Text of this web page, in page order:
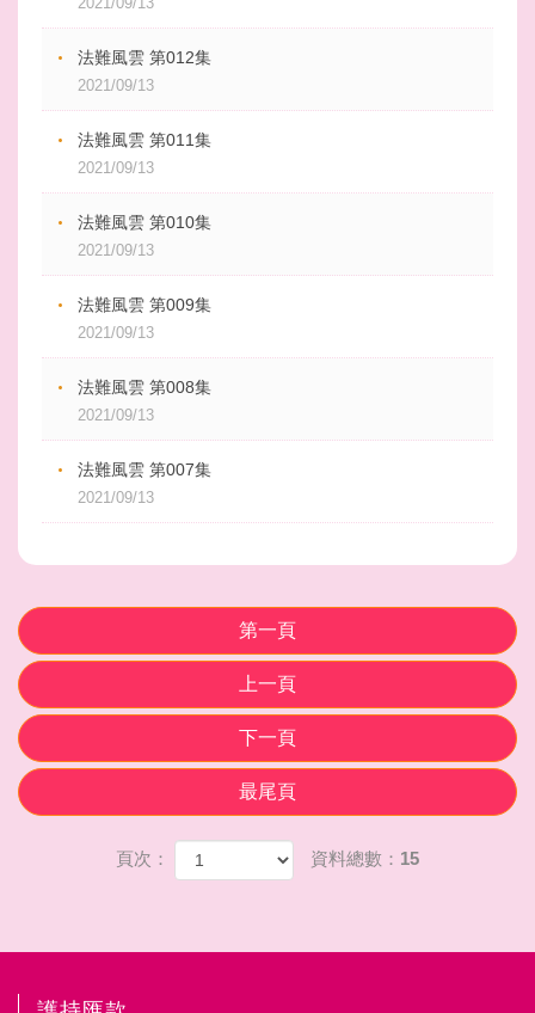
法難風雲 第012集
2021/09/13
法難風雲 第011集
2021/09/13
法難風雲 第010集
2021/09/13
法難風雲 第009集
2021/09/13
法難風雲 第008集
2021/09/13
法難風雲 第007集
2021/09/13
第一頁
上一頁
下一頁
最尾頁
頁次： 資料總數：15